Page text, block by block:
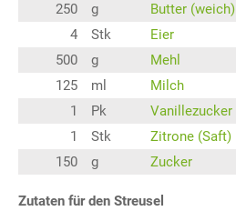
250
g
Butter (weich)
4
Stk
Eier
500
g
Mehl
125
ml
Milch
1
Pk
Vanillezucker
1
Stk
Zitrone (Saft)
150
g Zucker
Zutaten für den Streusel